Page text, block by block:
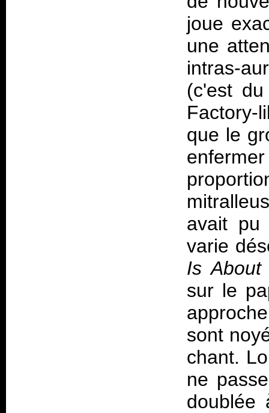
joue
une
intras-
(c'est
que le
avait pu
varie
Is About
sur le
sont
chant.
ne
doublée